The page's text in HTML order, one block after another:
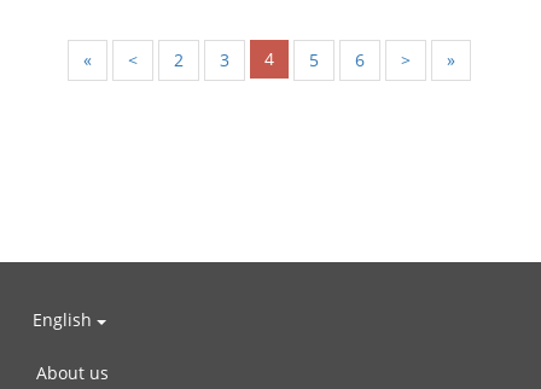
« < 2 3 4 5 6 > »
English
About us